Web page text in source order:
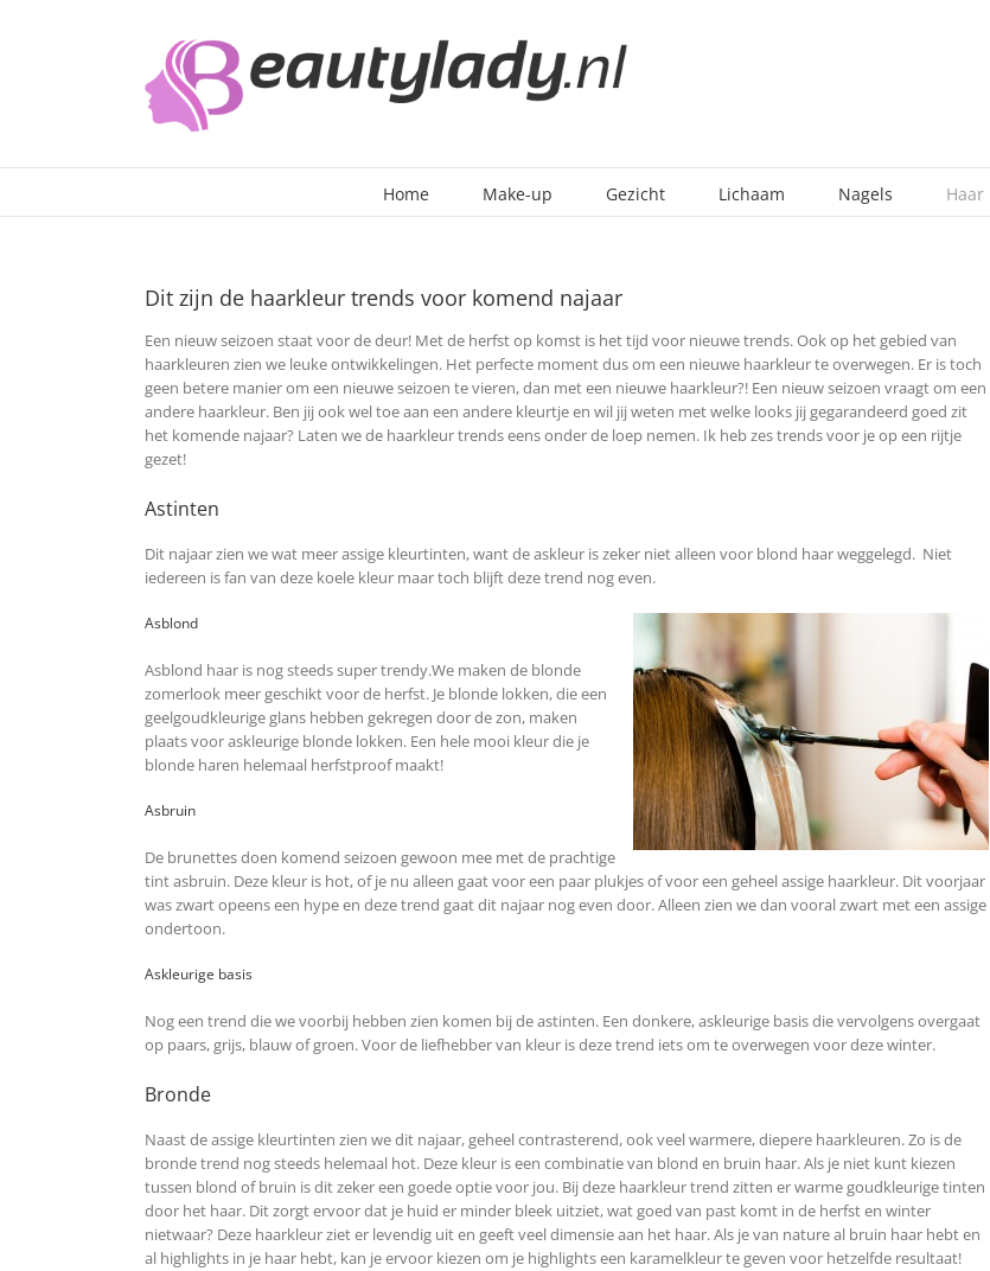
Home Make-up Gezicht Lichaam Nagels Haar
Dit zijn de haarkleur trends voor komend najaar
Een nieuw seizoen staat voor de deur! Met de herfst op komst is het tijd voor nieuwe trends. Ook op het gebied van
haarkleuren zien we leuke ontwikkelingen. Het perfecte moment dus om een nieuwe haarkleur te overwegen. Er is toch
geen betere manier om een nieuwe seizoen te vieren, dan met een nieuwe haarkleur?! Een nieuw seizoen vraagt om een
andere haarkleur. Ben jij ook wel toe aan een andere kleurtje en wil jij weten met welke looks jij gegarandeerd goed zit
het komende najaar? Laten we de haarkleur trends eens onder de loep nemen. Ik heb zes trends voor je op een rijtje
gezet!
Astinten
Dit najaar zien we wat meer assige kleurtinten, want de askleur is zeker niet alleen voor blond haar weggelegd. Niet
iedereen is fan van deze koele kleur maar toch blijft deze trend nog even.
Asblond
Asblond haar is nog steeds super trendy.We maken de blonde
zomerlook meer geschikt voor de herfst. Je blonde lokken, die een
geelgoudkleurige glans hebben gekregen door de zon, maken
plaats voor askleurige blonde lokken. Een hele mooi kleur die je
blonde haren helemaal herfstproof maakt!
Asbruin
De brunettes doen komend seizoen gewoon mee met de prachtige
tint asbruin. Deze kleur is hot, of je nu alleen gaat voor een paar plukjes of voor een geheel assige haarkleur. Dit voorjaar
was zwart opeens een hype en deze trend gaat dit najaar nog even door. Alleen zien we dan vooral zwart met een assige
ondertoon.
Askleurige basis
Nog een trend die we voorbij hebben zien komen bij de astinten. Een donkere, askleurige basis die vervolgens overgaat
op paars, grijs, blauw of groen. Voor de liefhebber van kleur is deze trend iets om te overwegen voor deze winter.
Bronde
Naast de assige kleurtinten zien we dit najaar, geheel contrasterend, ook veel warmere, diepere haarkleuren. Zo is de
bronde trend nog steeds helemaal hot. Deze kleur is een combinatie van blond en bruin haar. Als je niet kunt kiezen
tussen blond of bruin is dit zeker een goede optie voor jou. Bij deze haarkleur trend zitten er warme goudkleurige tinten
door het haar. Dit zorgt ervoor dat je huid er minder bleek uitziet, wat goed van past komt in de herfst en winter
nietwaar? Deze haarkleur ziet er levendig uit en geeft veel dimensie aan het haar. Als je van nature al bruin haar hebt en
al highlights in je haar hebt, kan je ervoor kiezen om je highlights een karamelkleur te geven voor hetzelfde resultaat!